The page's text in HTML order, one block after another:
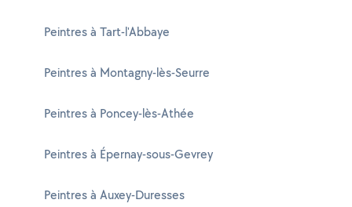
Peintres à Tart-l'Abbaye
Peintres à Montagny-lès-Seurre
Peintres à Poncey-lès-Athée
Peintres à Épernay-sous-Gevrey
Peintres à Auxey-Duresses